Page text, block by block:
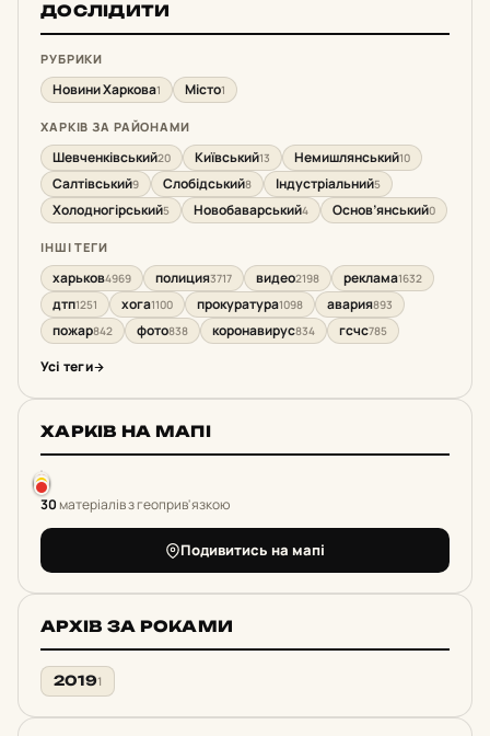
ДОСЛІДИТИ
РУБРИКИ
Новини Харкова1 Місто1
ХАРКІВ ЗА РАЙОНАМИ
Шевченківський20 Київський13 Немишлянський10
Салтівський9 Слобідський8 Індустріальний5
Холодногірський5 Новобаварський4 Основ’янський0
ІНШІ ТЕГИ
харьков4969 полиция3717 видео2198 реклама1632
дтп1251 хога1100 прокуратура1098 авария893
пожар842 фото838 коронавирус834 гсчс785
Усі теги
ХАРКІВ НА МАПІ
30матеріалів з геоприв'язкою
Подивитись на мапі
АРХІВ ЗА РОКАМИ
20191